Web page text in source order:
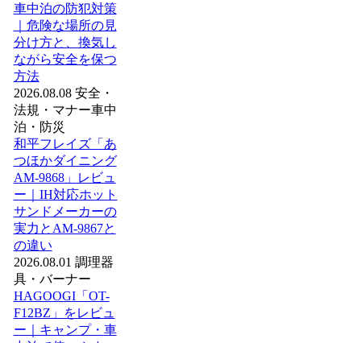
車中泊の防犯対策
｜危険な場所の見
分け方と、換気し
ながら安全を保つ
方法
2026.08.08 安全・
法規・マナー車中
泊・防災
和平フレイズ「あ
つほかダイニング
AM-9868」レビュ
ー｜IH対応ホット
サンドメーカーの
実力とAM-9867と
の違い
2026.08.01 調理器
具・バーナー
HAGOOGI「OT-
F12BZ」をレビュ
ー｜キャンプ・車